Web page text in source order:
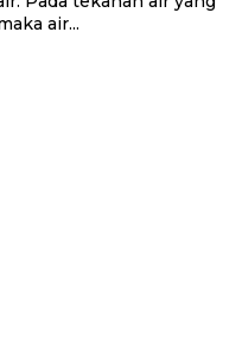
air...